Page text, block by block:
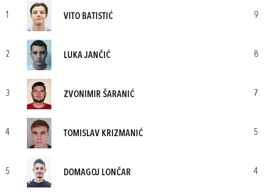
1 VITO BATISTIĆ 9
2 LUKA JANČIĆ 8
3 ZVONIMIR ŠARANIĆ 7
4 TOMISLAV KRIZMANIĆ 5
5 DOMAGOJ LONČAR 4